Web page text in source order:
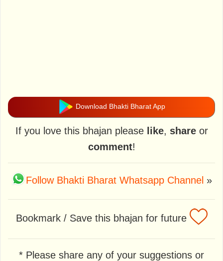
Download Bhakti Bharat App
If you love this bhajan please like, shareor
comment!
Follow Bhakti Bharat Whatsapp Channel »
Bookmark / Save this bhajan for future
* Please share any of your suggestions or